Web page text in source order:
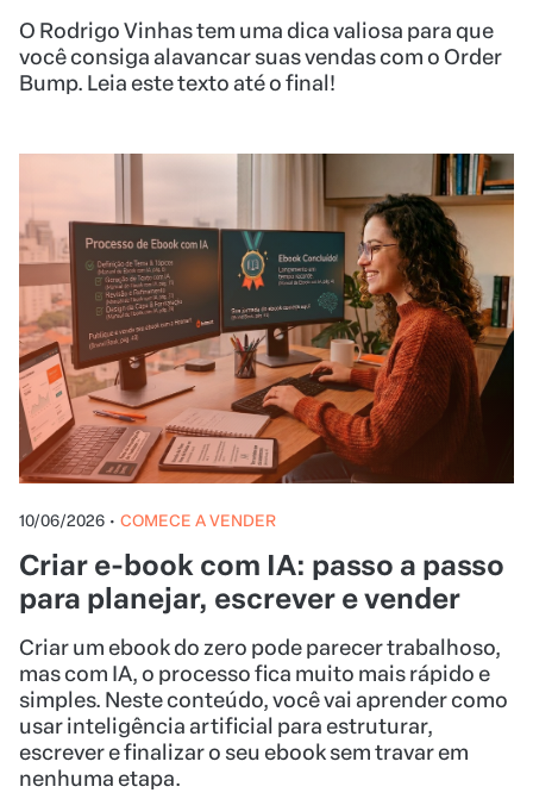
O Rodrigo Vinhas tem uma dica valiosa para que
você consiga alavancar suas vendas com o Order
Bump. Leia este texto até o final!
10/06/2026 • COMECE A VENDER
Criar e-book com IA: passo a passo
para planejar, escrever e vender
Criar um ebook do zero pode parecer trabalhoso,
mas com IA, o processo fica muito mais rápido e
simples. Neste conteúdo, você vai aprender como
usar inteligência artificial para estruturar,
escrever e finalizar o seu ebook sem travar em
nenhuma etapa.